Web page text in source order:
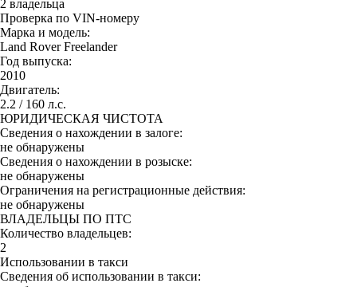
2 владельца
Проверка по VIN-номеру
Марка и модель:
Land Rover Freelander
Год выпуска:
2010
Двигатель:
2.2 / 160 л.с.
ЮРИДИЧЕСКАЯ ЧИСТОТА
Сведения о нахождении в залоге:
не обнаружены
Сведения о нахождении в розыске:
не обнаружены
Ограничения на регистрационные действия:
не обнаружены
ВЛАДЕЛЬЦЫ ПО ПТС
Количество владельцев:
2
Использовании в такси
Сведения об использовании в такси: